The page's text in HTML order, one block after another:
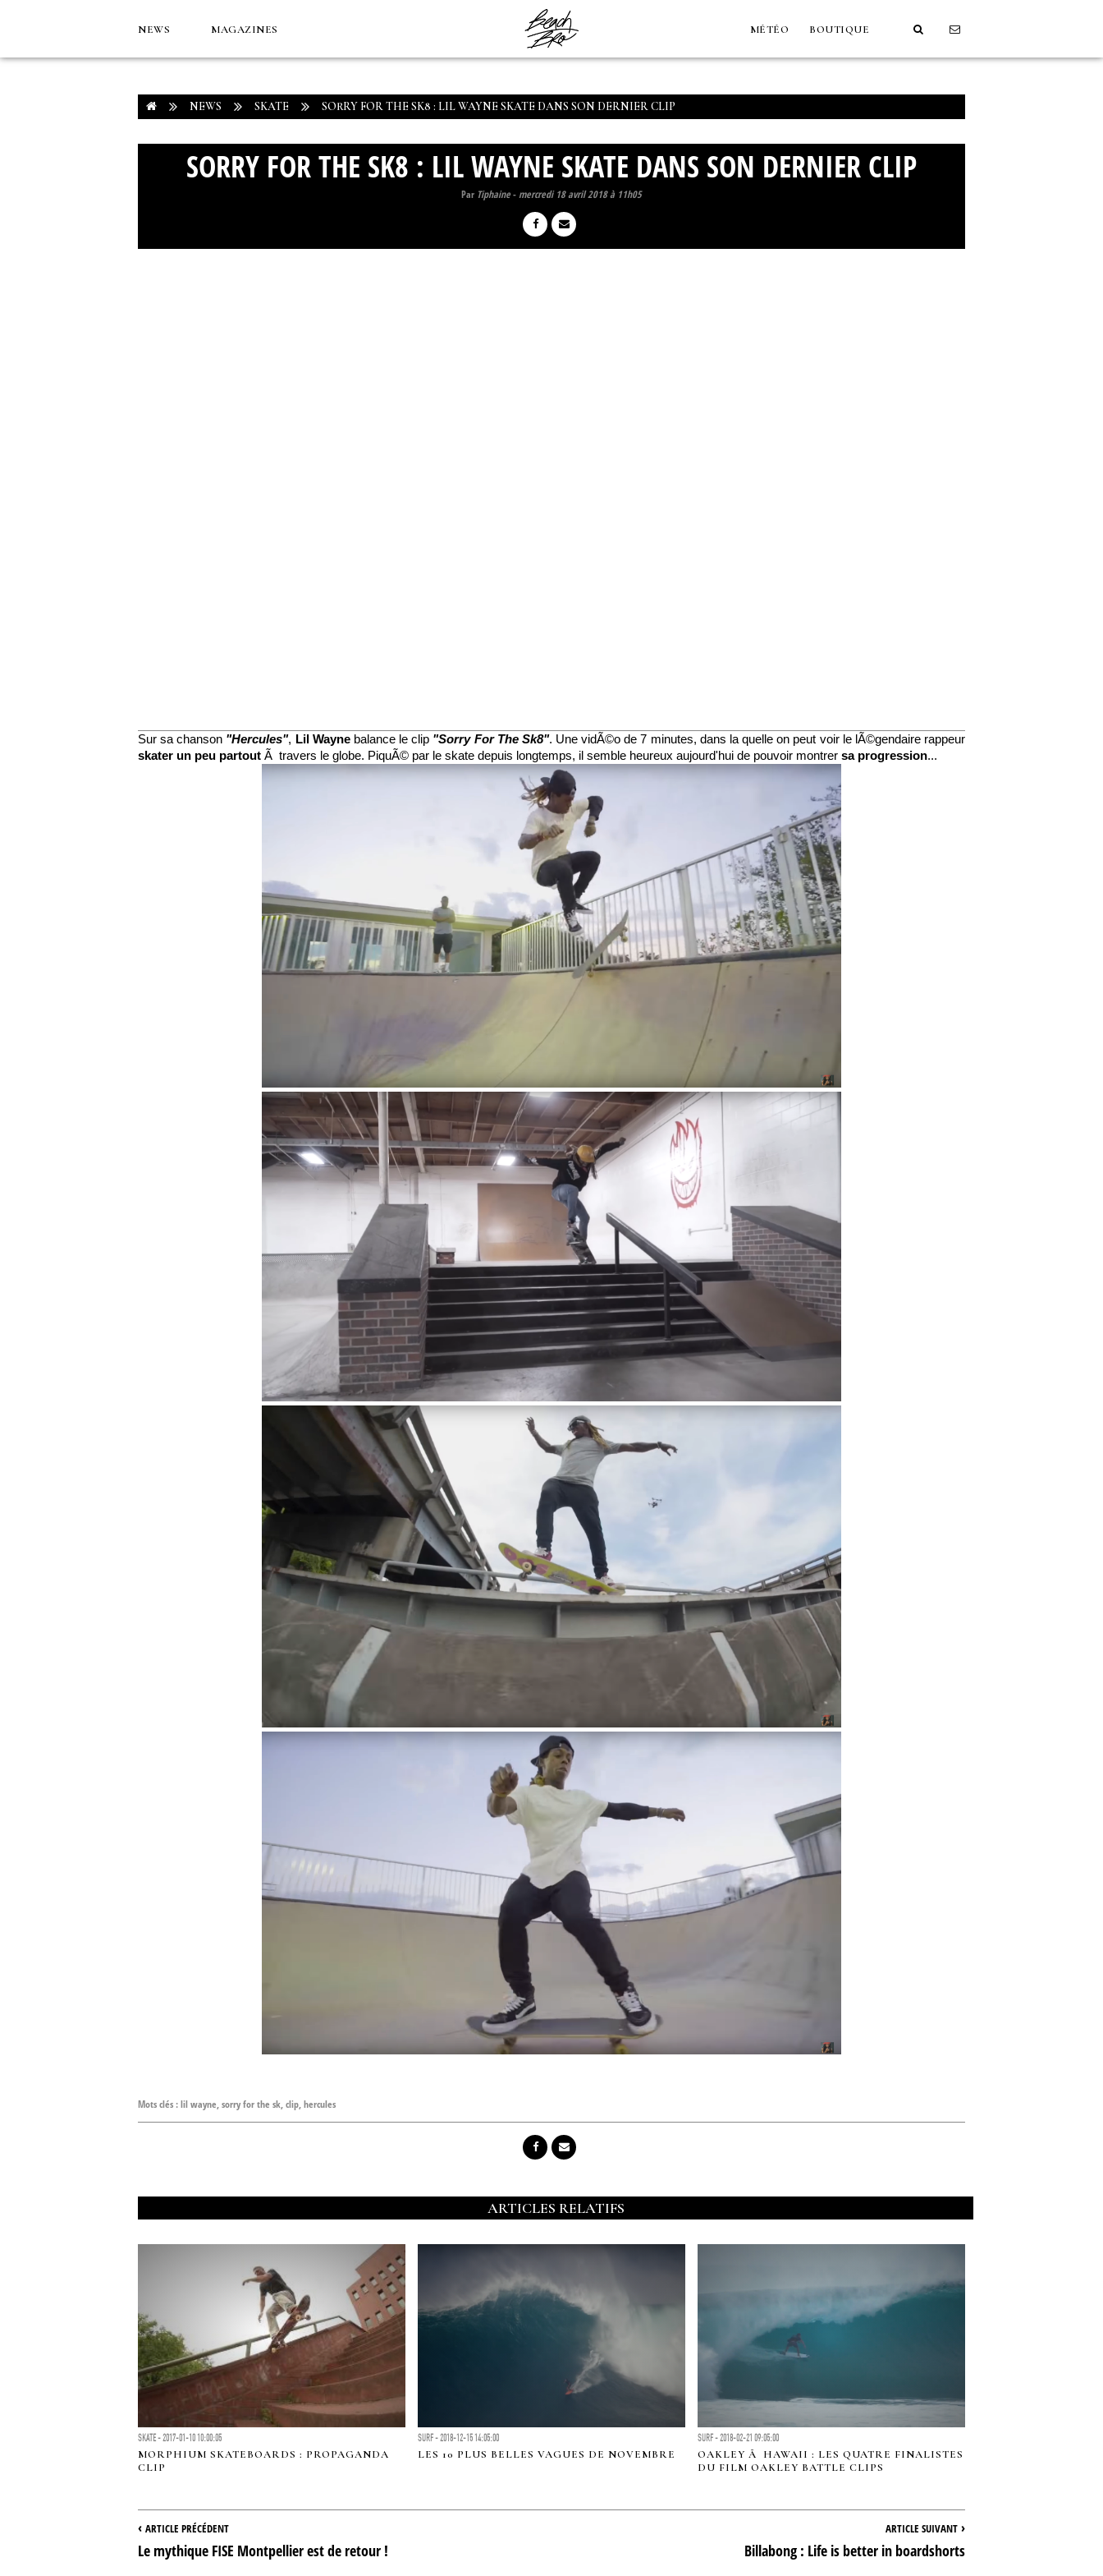
NEWS MAGAZINES MÉTÉO BOUTIQUE
NEWS SKATE SORRY FOR THE SK8 : LIL WAYNE SKATE DANS SON DERNIER CLIP
SORRY FOR THE SK8 : LIL WAYNE SKATE DANS SON DERNIER CLIP
Par Tiphaine-mercredi 18 avril 2018 à 11h05
Sur sa chanson "Hercules", Lil Waynebalance le clip "Sorry For The Sk8". Une vidÃ©o de 7 minutes, dans la quelle on peut voir le lÃ©gendaire rappeur
skater un peu partout Ã travers le globe. PiquÃ© par le skate depuis longtemps, il semble heureux aujourd'hui de pouvoir montrer sa progression...
Mots clés :lil wayne,sorry for the sk,clip,hercules
ARTICLES RELATIFS
SKATE - 2017-01-10 10:00:05
MORPHIUM SKATEBOARDS : PROPAGANDA
CLIP
SURF - 2018-12-15 14:05:00
LES 10 PLUS BELLES VAGUES DE NOVEMBRE
SURF - 2018-02-21 09:05:00
OAKLEY Ã HAWAII : LES QUATRE FINALISTES
DU FILM OAKLEY BATTLE CLIPS
ARTICLE SUIVANT ›
Billabong : Life is better in boardshorts
‹ ARTICLE PRÉCÉDENT
Le mythique FISE Montpellier est de retour !